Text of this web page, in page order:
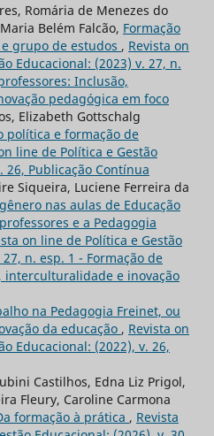
Romária de Menezes do
Belém Falcão, Formação
grupo de estudos , Revista on
Educacional: (2023) v. 27, n.
Inclusão,
pedagógica em foco
Elizabeth Gottschalg
política e formação de
line de Política e Gestão
26, Publicação Contínua
Siqueira, Luciene Ferreira da
nas aulas de Educação
e a Pedagogia
on line de Política e Gestão
n. esp. 1 - Formação de
interculturalidade e inovação
na Pedagogia Freinet, ou
da educação , Revista on
Educacional: (2022), v. 26,
Castilhos, Edna Liz Prigol,
Fleury, Caroline Carmona
formação à prática , Revista